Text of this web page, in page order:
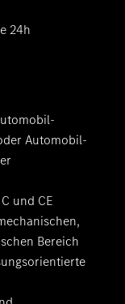
24h
Automobil-
und CE
Bereich